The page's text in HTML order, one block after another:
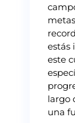
estás
este
largo
una